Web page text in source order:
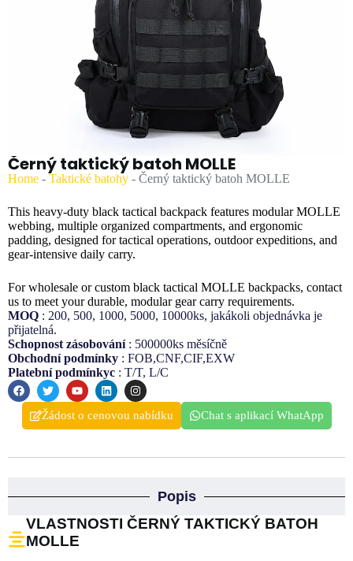
Černý taktický batoh MOLLE
Home - Taktické batohy - Černý taktický batoh MOLLE
This heavy-duty black tactical backpack features modular MOLLE
webbing, multiple organized compartments, and ergonomic
padding, designed for tactical operations, outdoor expeditions, and
gear-intensive daily carry.
For wholesale or custom black tactical MOLLE backpacks, contact
us to meet your durable, modular gear carry requirements.
MOQ : 200, 500, 1000, 5000, 10000ks, jakákoli objednávka je
přijatelná.
Schopnost zásobování: 500000ks měsíčně
Obchodní podmínky : FOB,CNF,CIF,EXW
Platební podmínkyc : T/T, L/C
Žádost o cenovou nabídku Chat s aplikací WhatApp
Popis
VLASTNOSTI ČERNÝ TAKTICKÝ BATOH
MOLLE